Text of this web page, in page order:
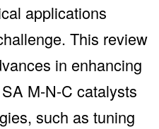
applications
This review
in enhancing
M-N-C catalysts
such as tuning